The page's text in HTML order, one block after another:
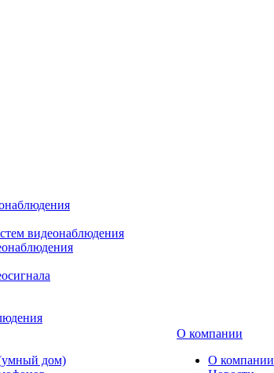
видеонаблюдения
дом)
О компании
О компании